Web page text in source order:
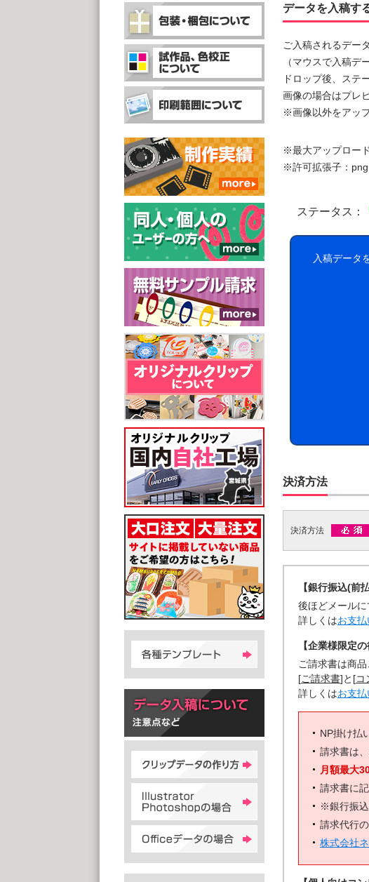
データを入稿す
ご入稿されるデー
（マウスで入稿デ
ドロップ後、ステ
画像の場合はプレ
※画像以外をアッ
※最大アップロー
※許可拡張子：
ステータス：
入稿データ
決済方法
決済方法
【銀行振込(前
後ほどメールに
詳しくはお支
【企業様限定
ご請求書は商
[ご請求書]と[コ
詳しくはお支
NP掛け払
請求書は
月額最大
請求書に
※銀行振込
請求代行
株式会社